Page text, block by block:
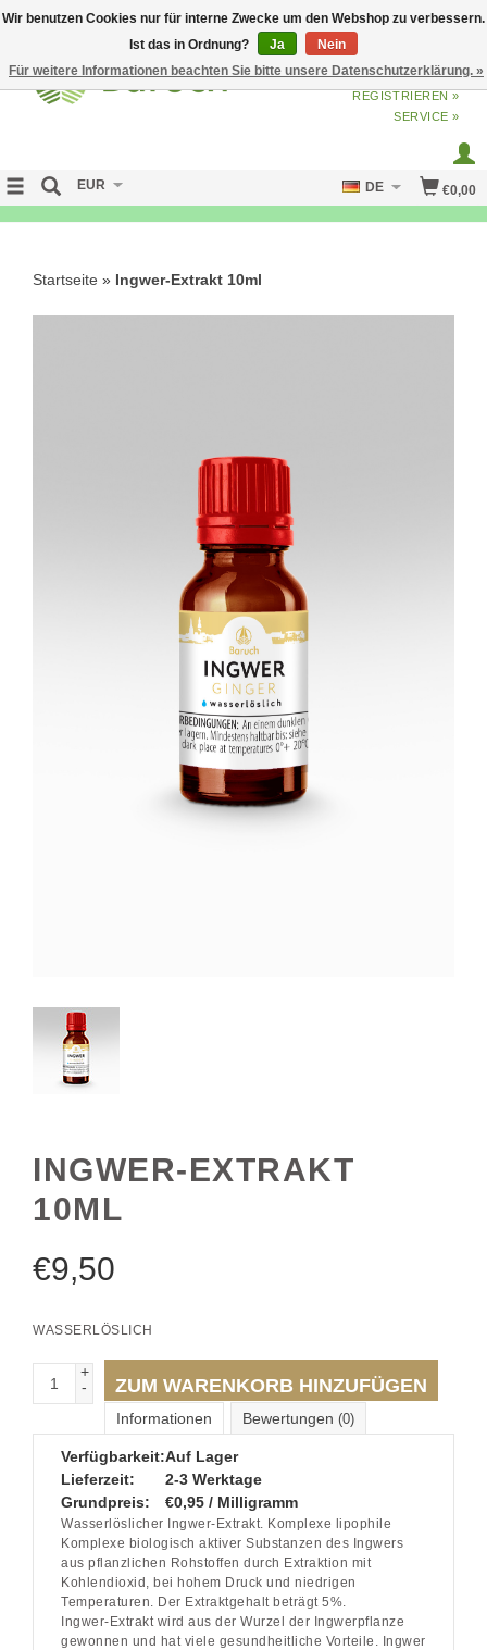
ANMELDENODERJETZT
REGISTRIEREN »
SERVICE »
€0,00
EUR DE
Startseite » Ingwer-Extrakt 10ml
INGWER-EXTRAKT
10ML
€9,50
WASSERLÖSLICH
+
-
ZUM WARENKORB HINZUFÜGEN
Informationen Bewertungen (0)
Verfügbarkeit:Auf Lager
Lieferzeit:
2-3 Werktage
Grundpreis:
€0,95 / Milligramm
Wasserlöslicher Ingwer-Extrakt. Komplexe lipophile
Komplexe biologisch aktiver Substanzen des Ingwers
aus pflanzlichen Rohstoffen durch Extraktion mit
Kohlendioxid, bei hohem Druck und niedrigen
Temperaturen. Der Extraktgehalt beträgt 5%.
Ingwer-Extrakt wird aus der Wurzel der Ingwerpflanze
gewonnen und hat viele gesundheitliche Vorteile. Ingwer
Wir benutzen Cookies nur für interne Zwecke um den Webshop zu verbessern.
Ist das in Ordnung?
Ja
Nein
Für weitere Informationen beachten Sie bitte unsere Datenschutzerklärung. »